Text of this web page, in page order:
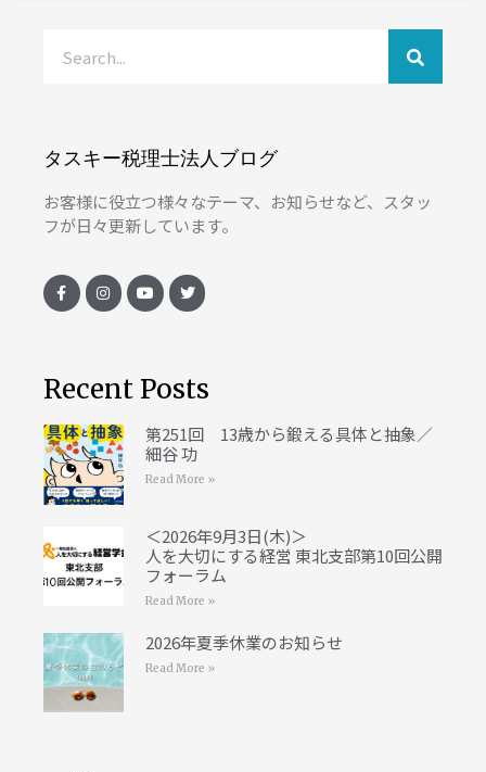
タスキー税理士法人ブログ
お客様に役立つ様々なテーマ、お知らせなど、スタッ
フが日々更新しています。
Recent Posts
第251回 13歳から鍛える具体と抽象／
細谷 功
Read More »
＜2026年9月3日(木)＞
人を大切にする経営 東北支部第10回公開
フォーラム
Read More »
2026年夏季休業のお知らせ
Read More »